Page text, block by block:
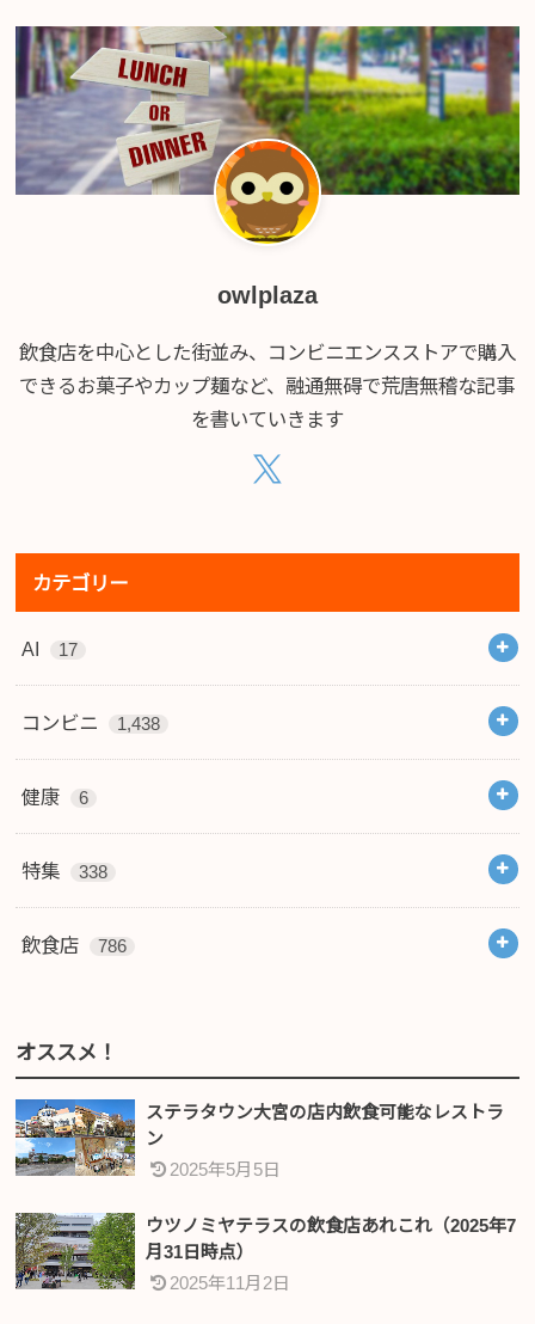
owlplaza
飲食店を中心とした街並み、コンビニエンスストアで購入
できるお菓子やカップ麺など、融通無碍で荒唐無稽な記事
を書いていきます
カテゴリー
AI 17
コンビニ 1,438
健康 6
特集 338
飲食店 786
オススメ！
ステラタウン大宮の店内飲食可能なレストラ
ン
2025年5月5日
ウツノミヤテラスの飲食店あれこれ（2025年7
月31日時点）
2025年11月2日